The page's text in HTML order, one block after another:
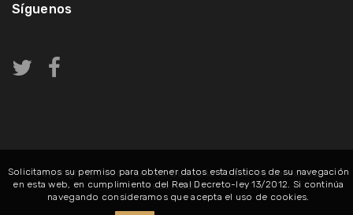
Síguenos
Copyright @ 2026Muebles Duoxena. Todos los derechos
reservados
Solicitamos su permiso para obtener datos estadísticos de su navegación
en esta web, en cumplimiento del Real Decreto-ley 13/2012. Si continúa
navegando consideramos que acepta el uso de cookies.